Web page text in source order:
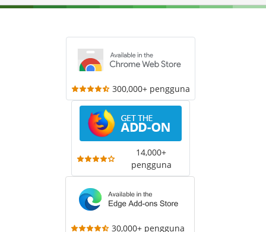
300,000+ pengguna
14,000+
pengguna
30,000+ pengguna